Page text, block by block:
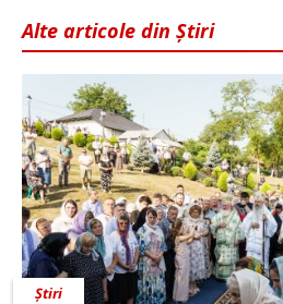
Alte articole din Știri
Știri